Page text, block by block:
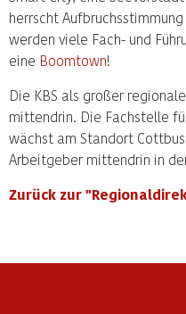
herrscht
werden viele Fach- und
eine Boomtown!
Die KBS als großer
mittendrin. Die Fachstelle
wächst am Standort
Arbeitgeber mittendrin in
Zurück zur